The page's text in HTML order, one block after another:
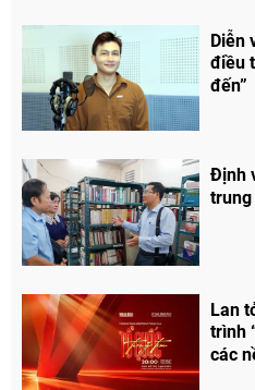
Diễn
điều
đến”
Định
trung
Lan
trình
các